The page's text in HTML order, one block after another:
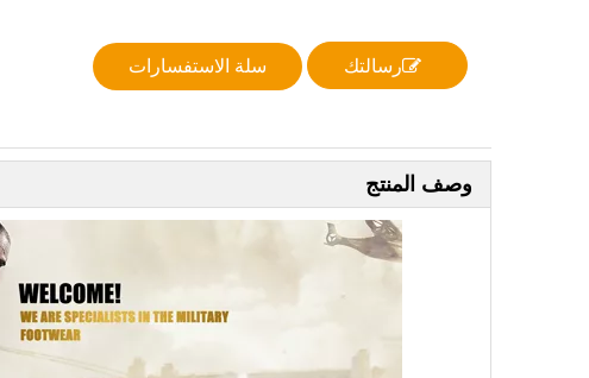
رسالتك سلة الاستفسارات
وصف المنتج